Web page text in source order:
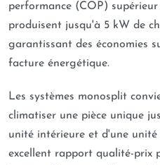
performance (COP) supérieur
produisent jusqu'à 5 kW de
garantissant des économies
facture énergétique.
Les systèmes monosplit
climatiser une pièce unique
unité intérieure et d'une
excellent rapport qualité-prix